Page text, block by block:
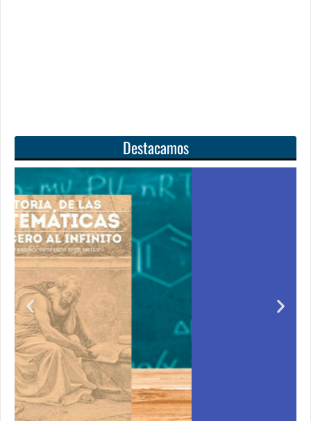
Destacamos
cero
Unas matemáticas
para todos
Notición!! Ya se puede adquirir nuestro segundo
libro: Unas matemáticas para todos